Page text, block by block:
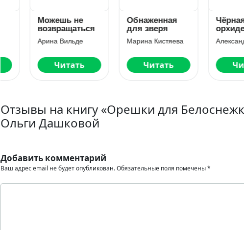
Можешь не
возвращаться
Арина Вильде
Читать
Обнаженная
для зверя
Марина Кистяева
Читать
Чёрная
орхидея
Читать
Отзывы на книгу «Орешки для
Ольги Дашковой
Добавить комментарий
Ваш адрес email не будет опубликован.Обязательные поля помечены*